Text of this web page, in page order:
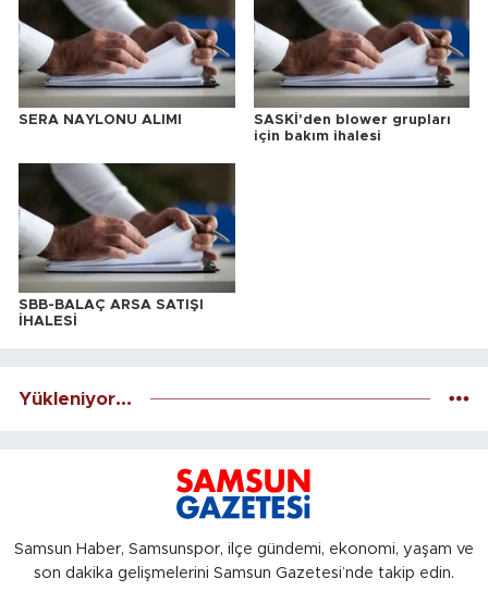
SERA NAYLONU ALIMI
SASKİ'den blower grupları
için bakım ihalesi
SBB-BALAÇ ARSA SATIŞI
İHALESİ
Yükleniyor...
Samsun Haber, Samsunspor, ilçe gündemi, ekonomi, yaşam ve
son dakika gelişmelerini Samsun Gazetesi’nde takip edin.